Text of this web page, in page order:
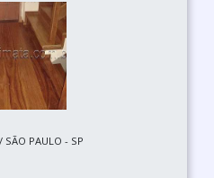
SÃO PAULO - SP